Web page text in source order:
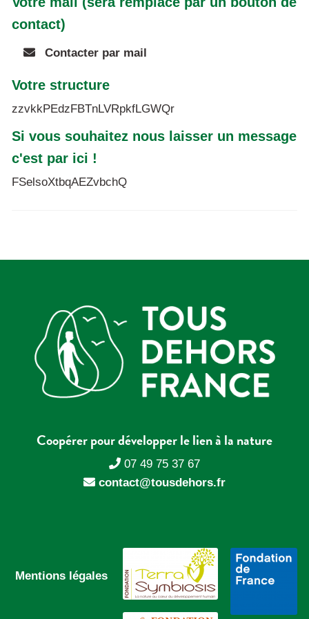
contact)
Contacter par mail
Votre structure
zzvkkPEdzFBTnLVRpkfLGWQr
Si vous souhaitez nous laisser un message
c'est par ici !
FSelsoXtbqAEZvbchQ
Coopérer pour développer le lien à la nature
07 49 75 37 67
contact@tousdehors.fr
Mentions légales